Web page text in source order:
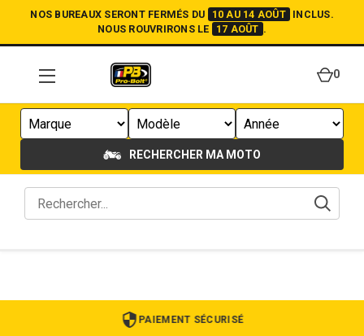
NOS BUREAUX SERONT FERMÉS DU 10 AU 14 AOÛT
INCLUS.
NOUS ROUVRIRONS LE
17 AOÛT .
0
RECHERCHER MA MOTO
PAIEMENT SÉCURISÉ